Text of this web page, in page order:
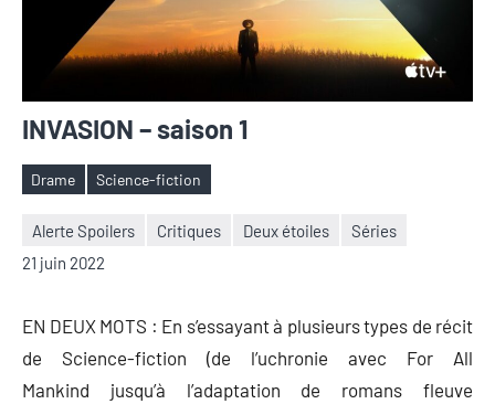
INVASION – saison 1
Étiquettes
Drame Science-fiction
Alerte Spoilers Critiques Deux étoiles
Séries
21 juin 2022
Nicolas
Aucun
EN DEUX MOTS : En s’essayant à plusieurs types de récit
de Science-fiction (de l’uchronie avec For All
Mankind jusqu’à l’adaptation de romans fleuve